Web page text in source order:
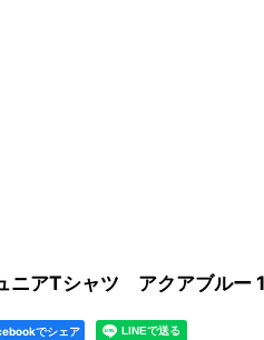
ニアTシャツ アクアブルー
でシェア